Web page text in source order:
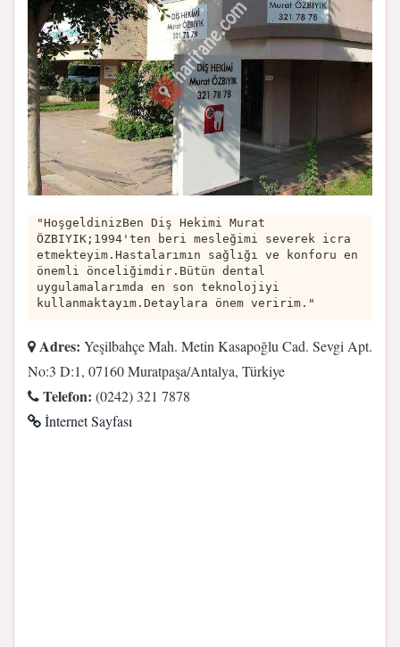
"HoşgeldinizBen Diş Hekimi Murat
ÖZBIYIK;1994'ten beri mesleğimi severek icra
etmekteyim.Hastalarımın sağlığı ve konforu en
önemli önceliğimdir.Bütün dental
uygulamalarımda en son teknolojiyi
kullanmaktayım.Detaylara önem veririm."
Adres: Yeşilbahçe Mah. Metin Kasapoğlu Cad. Sevgi Apt.
No:3 D:1, 07160 Muratpaşa/Antalya, Türkiye
Telefon: (0242) 321 7878
İnternet Sayfası